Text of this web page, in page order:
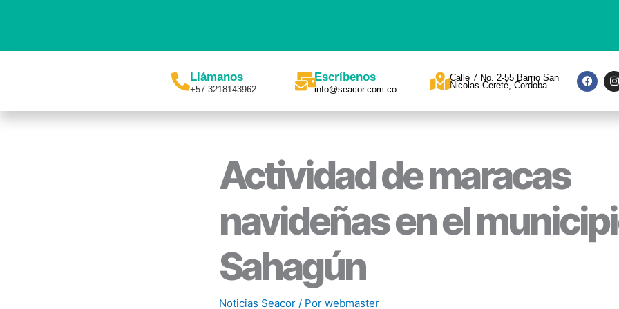
Llámanos
+57 3218143962
Escríbenos
info@seacor.com.co
Calle 7 No. 2-55 Barrio San
Nicolas Cereté, Cordoba
F
a
c
I
n
s
Actividad de maracas
navideñas en el
Sahagún
Noticias Seacor / Por webmaster